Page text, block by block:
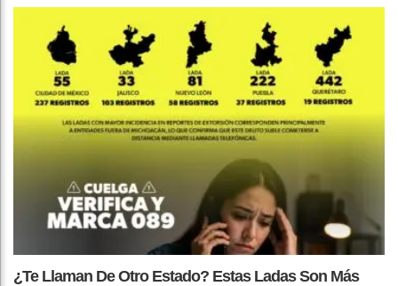
¿Te Llaman De Otro Estado? Estas Ladas Son Más